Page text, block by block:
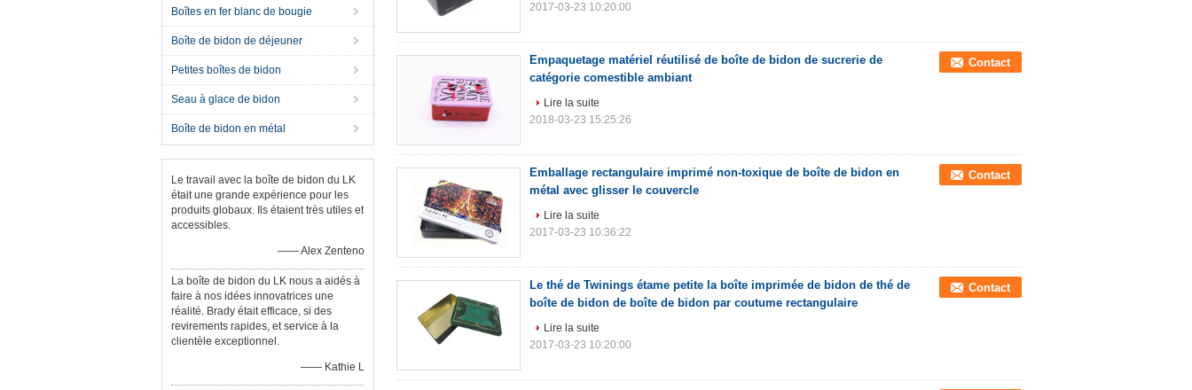
Boîtes en fer blanc de bougie
Boîte de bidon de déjeuner
Petites boîtes de bidon
Seau à glace de bidon
Boîte de bidon en métal
Le travail avec la boîte de bidon du LK
était une grande expérience pour les
produits globaux. Ils étaient très utiles et
accessibles.
—— Alex Zenteno
La boîte de bidon du LK nous a aidés à
faire à nos idées innovatrices une
réalité. Brady était efficace, si des
revirements rapides, et service à la
clientèle exceptionnel.
—— Kathie L
2017-03-23 10:20:00
Empaquetage matériel réutilisé de boîte de bidon de sucrerie de
catégorie comestible ambiant
Contact
Lire la suite
2018-03-23 15:25:26
Emballage rectangulaire imprimé non-toxique de boîte de bidon en
métal avec glisser le couvercle
Contact
Lire la suite
2017-03-23 10:36:22
Le thé de Twinings étame petite la boîte imprimée de bidon de thé de
boîte de bidon de boîte de bidon par coutume rectangulaire
Contact
Lire la suite
2017-03-23 10:20:00